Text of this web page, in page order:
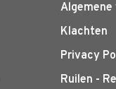
Algemene
Klachten
Privacy
Ruilen -